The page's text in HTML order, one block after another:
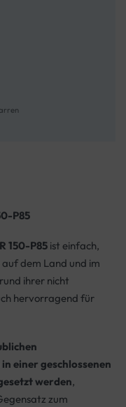
P85
150-P85 ist einfach,
dem Land und im
ihrer nicht
hervorragend für
einer geschlossenen
werden,
zum